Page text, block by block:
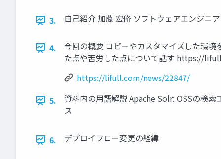
3. 自己紹介 加藤 宏脩 ソフトウェアエンジニ
4.
今回の概要 コピーやカスタマイズした環
た点や苦労した点について話す https://
https://lifull.com/news/22847/
5.
資料内の用語解説 Apache Solr: OSSの検
ス
6. デプロイフロー変更の経緯